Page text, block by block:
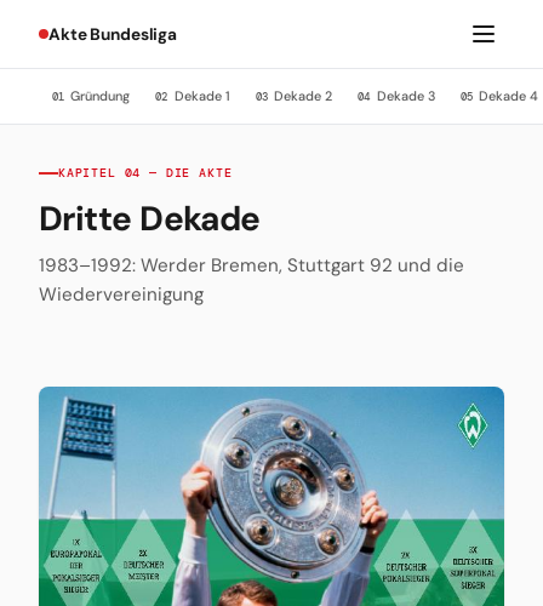
Akte Bundesliga
01 Gründung 02 Dekade 1 03 Dekade 2 04 Dekade 3 05 Dekade 4
KAPITEL 04 — DIE AKTE
Dritte Dekade
1983–1992: Werder Bremen, Stuttgart 92 und die
Wiedervereinigung